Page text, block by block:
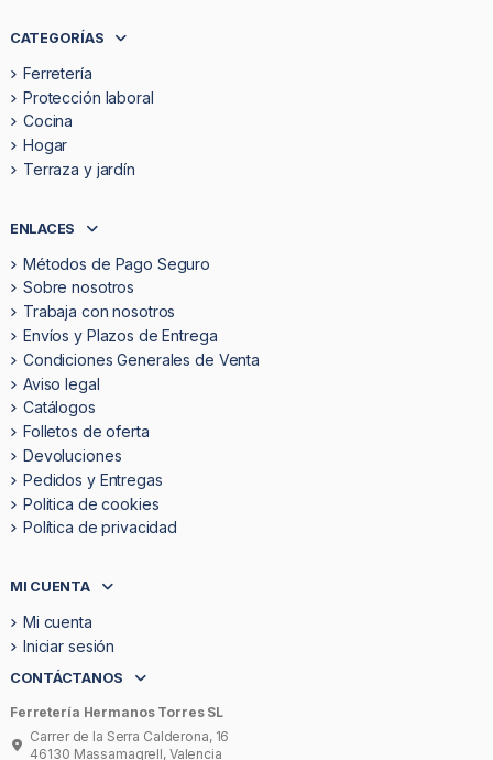
CATEGORÍAS
Ferretería
Protección laboral
Cocina
Hogar
Terraza y jardín
ENLACES
Métodos de Pago Seguro
Sobre nosotros
Trabaja con nosotros
Envíos y Plazos de Entrega
Condiciones Generales de Venta
Aviso legal
Catálogos
Folletos de oferta
Devoluciones
Pedidos y Entregas
Politica de cookies
Política de privacidad
MI CUENTA
Mi cuenta
Iniciar sesión
CONTÁCTANOS
Ferretería Hermanos Torres SL
Carrer de la Serra Calderona, 16
46130 Massamagrell, Valencia